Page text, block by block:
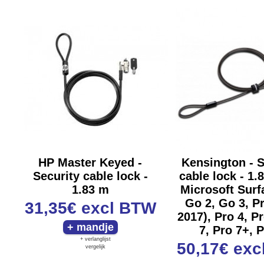
HP Master Keyed -
Security cable lock -
1.83 m
31,35€ excl BTW
+ verlanglijst
vergelijk
Kensington -
cable lock -
Microsoft
Go 2, Go 3,
2017), Pro 4,
7, Pro 7+,
50,17€